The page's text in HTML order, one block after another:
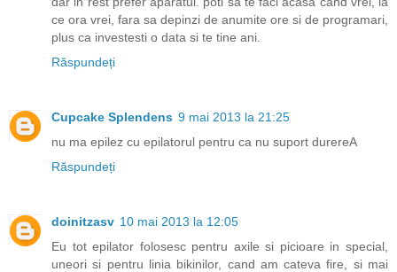
ce ora vrei, fara sa depinzi de anumite ore si de programari,
plus ca investesti o data si te tine ani.
Răspundeți
Cupcake Splendens 9 mai 2013 la 21:25
nu ma epilez cu epilatorul pentru ca nu suport durereA
Răspundeți
doinitzasv 10 mai 2013 la 12:05
Eu tot epilator folosesc pentru axile si picioare in special,
uneori si pentru linia bikinilor, cand am cateva fire, si mai